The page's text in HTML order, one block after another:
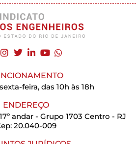
feira, das 10h às 18h
ENDEREÇO
andar - Grupo 1703 Centro - RJ
20.040-009